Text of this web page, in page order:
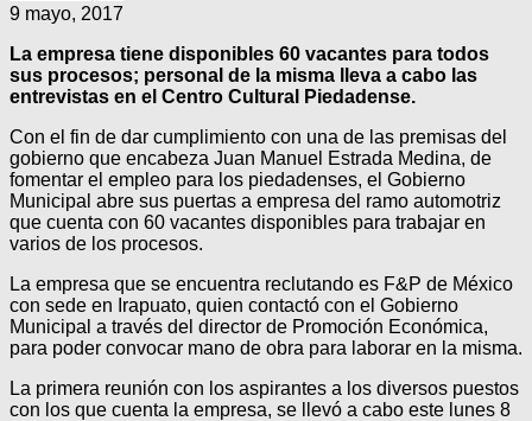
9 mayo, 2017
La empresa tiene disponibles 60 vacantes para todos
sus procesos; personal de la misma lleva a cabo las
entrevistas en el Centro Cultural Piedadense.
Con el fin de dar cumplimiento con una de las premisas del
gobierno que encabeza Juan Manuel Estrada Medina, de
fomentar el empleo para los piedadenses, el Gobierno
Municipal abre sus puertas a empresa del ramo automotriz
que cuenta con 60 vacantes disponibles para trabajar en
varios de los procesos.
La empresa que se encuentra reclutando es F&P de México
con sede en Irapuato, quien contactó con el Gobierno
Municipal a través del director de Promoción Económica,
para poder convocar mano de obra para laborar en la misma.
La primera reunión con los aspirantes a los diversos puestos
con los que cuenta la empresa, se llevó a cabo este lunes 8